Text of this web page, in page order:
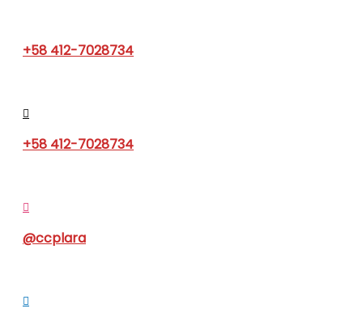
+58 412-7028734
+58 412-7028734
@ccplara